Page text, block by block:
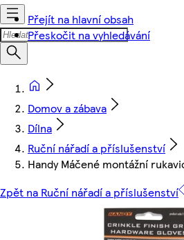
Přejít na hlavní obsah
Přeskočit na vyhledávání
Domov a zábava
Dílna
Ruční nářadí a příslušenství
Handy Máčené montážní
Zpět na Ruční nářadí a příslušenství